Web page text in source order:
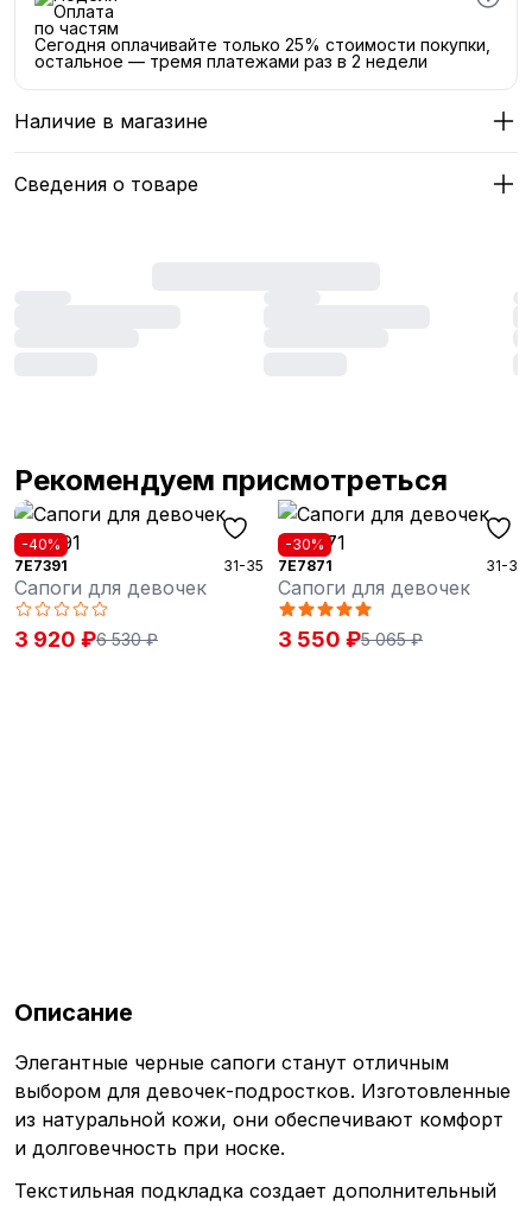
Сегодня оплачивайте только 25% стоимости покупки,
остальное — тремя платежами раз в 2 недели
Наличие в магазине
Сведения о товаре
Рекомендуем присмотреться
-40%
7E7391
31-35
Сапоги для девочек
3 920 ₽6 530 ₽
-30%
7E7871
31-37
Сапоги для девочек
3 550 ₽5 065 ₽
Описание
Элегантные черные сапоги станут отличным
выбором для девочек-подростков. Изготовленные
из натуральной кожи, они обеспечивают комфорт
и долговечность при носке.
Текстильная подкладка создает дополнительный